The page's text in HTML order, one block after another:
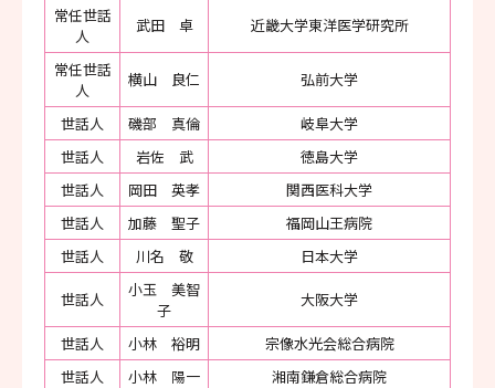
常任世話
人
武田 卓 近畿大学東洋医学研究所
常任世話
人
横山 良仁 弘前大学
世話人 磯部 真倫
岐阜大学
世話人
岩佐 武
徳島大学
世話人
岡田 英孝
関西医科大学
世話人
加藤 聖子
福岡山王病院
世話人
川名 敬 日本大学
世話人
小玉 美智
子
大阪大学
世話人 小林 裕明
宗像水光会総合病院
世話人
小林 陽一
湘南鎌倉総合病院